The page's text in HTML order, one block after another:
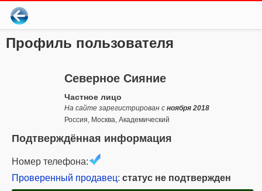
Профиль пользователя
Северное Сияние
Частное лицо
На сайте зарегистрирован с ноября 2018
Россия, Москва, Академический
Подтверждённая информация
Номер телефона:
Проверенный продавец: статус не подтвержден